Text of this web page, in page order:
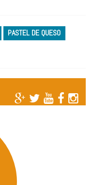
PASTEL DE QUESO